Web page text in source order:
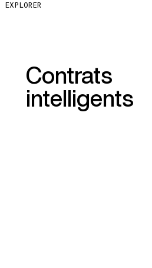
EXPLORER
Contrats
intelligents